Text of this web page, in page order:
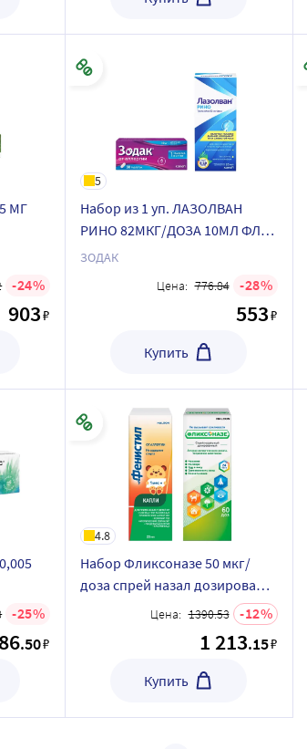
МГ
24
903₽
5
Набор из 1 уп. ЛАЗОЛВАН
РИНО 82МКГ/ДОЗА 10МЛ ФЛАК
СПРЕЙ НАЗАЛ ДОЗ и 1 уп
ПЛЕН/ОБОЛОЧ
ЗОДАК
Цена: 776.84 28
553₽
Купить
25
.50₽
4.8
Набор Фликсоназе 50 мкг/
доза спрей назал дозирован
60 доз + Фенистил 1 мг/мл
капли д/приема внутрь 20 мл
Цена: 1390.53 12
1 213.15₽
Купить